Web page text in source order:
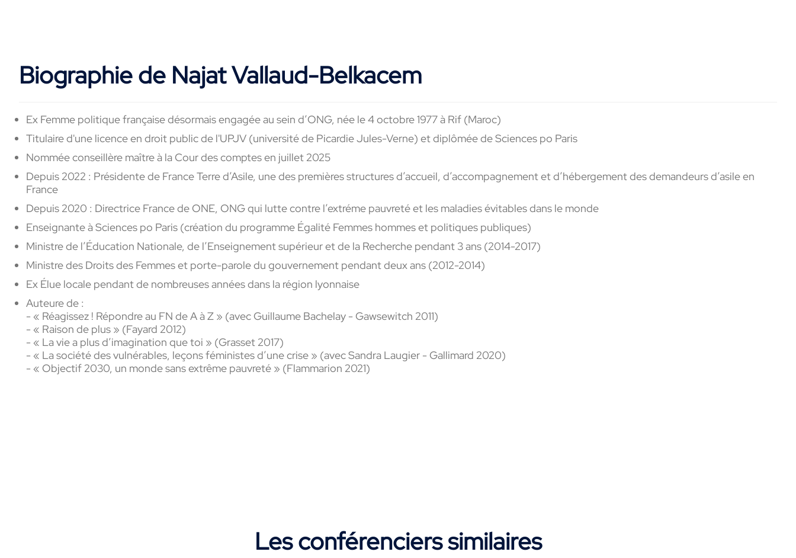
Biographie de Najat Vallaud-Belkacem
Ex Femme politique française désormais engagée au sein d’ONG, née le 4 octobre 1977 à Rif (Maroc)
Titulaire d'une licence en droit public de l'UPJV (université de Picardie Jules-Verne) et diplômée de Sciences po Paris
Nomméeconseillère maître à la Cour des comptes en juillet 2025
Depuis 2022 : Présidente de France Terre d’Asile, une des premières structures d’accueil, d’accompagnement et d’hébergement des demandeurs d’asile en
France
Depuis 2020 : Directrice France de ONE, ONG qui lutte contre l’extréme pauvreté et les maladies évitables dans le monde
Enseignante à Sciences po Paris (création du programme Égalité Femmes hommes et politiques publiques)
Ministre de l’Éducation Nationale, de l’Enseignement supérieur et de la Recherche pendant 3 ans (2014-2017)
Ministre des Droits des Femmes et porte-parole du gouvernement pendant deux ans (2012-2014)
Ex Élue locale pendant de nombreuses années dans la région lyonnaise
Auteure de :
- « Réagissez ! Répondre au FN de A à Z » (avec Guillaume Bachelay - Gawsewitch 2011)
- « Raison de plus » (Fayard 2012)
- « La vie a plus d’imagination que toi » (Grasset 2017)
- « La société des vulnérables, leçons féministes d’une crise » (avec Sandra Laugier - Gallimard 2020)
- « Objectif 2030, un monde sans extrême pauvreté » (Flammarion 2021)
Les conférenciers similaires